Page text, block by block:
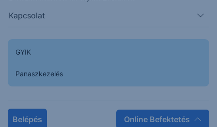
Kapcsolat
GYIK
Panaszkezelés
Belépés Online Befektetés
mélypontjuk óta megduplázódtak, és - Európán
kívül - már a világ minden részén elindultak felfelé a
kissé felfelé.)
dinamikus emelkedése. Ennek egyik
leggazdaságosabb forrása a savófehérje, a